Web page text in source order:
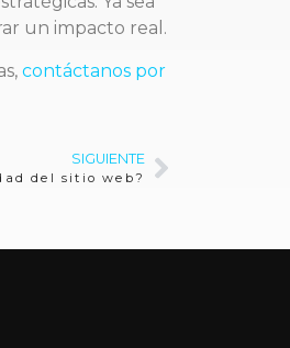
un impacto real.
contáctanos por
SIGUIENTE
del sitio web?